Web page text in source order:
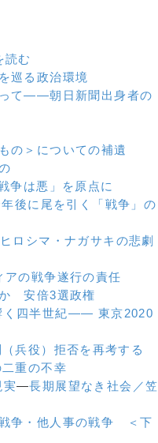
読む
巡る政治環境
て――朝日新聞出身者の
の＞についての補遺
は悪」を原点に
後に尾を引く「戦争」の
ロシマ・ナガサキの悲劇
の戦争遂行の責任
安倍3選政権
く四半世紀―― 東京2020
兵役）拒否を再考する
重の不幸
実―長期展望なき社会／笠
争・他人事の戦争 ＜下